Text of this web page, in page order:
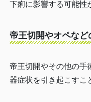
下痢に影響する可能性
帝王切開やオペなど
帝王切開やその他の手
器症状を引き起こすこ